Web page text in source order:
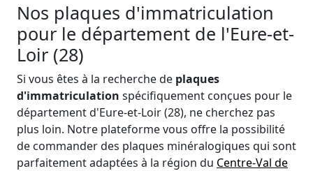
Nos plaques d'immatriculation
pour le département de l'Eure-et-
Loir (28)
Si vous êtes à la recherche de plaques
d'immatriculation spécifiquement conçues pour le
département d'Eure-et-Loir (28), ne cherchez pas
plus loin. Notre plateforme vous offre la possibilité
de commander des plaques minéralogiques qui sont
parfaitement adaptées à la région du Centre-Val de